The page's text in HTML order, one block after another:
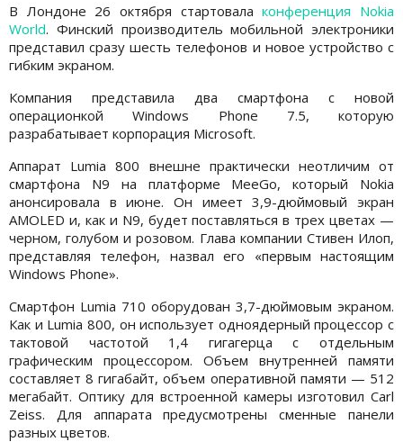
В Лондоне 26 октября стартовалаконференция Nokia
World. Финский производитель мобильной электроники
представил сразу шесть телефонов и новое устройство с
гибким экраном.
Компания представила два смартфона с новой
операционкой Windows Phone 7.5, которую
разрабатывает корпорация Microsoft.
Аппарат Lumia 800 внешне практически неотличим от
смартфона N9 на платформе MeeGo, который Nokia
анонсировала в июне. Он имеет 3,9-дюймовый экран
AMOLED и, как и N9, будет поставляться в трех цветах —
черном, голубом и розовом. Глава компании Стивен Илоп,
представляя телефон, назвал его «первым настоящим
Windows Phone».
Смартфон Lumia 710 оборудован 3,7-дюймовым экраном.
Как и Lumia 800, он использует одноядерный процессор с
тактовой частотой 1,4 гигагерца с отдельным
графическим процессором. Объем внутренней памяти
составляет 8 гигабайт, объем оперативной памяти — 512
мегабайт. Оптику для встроенной камеры изготовил Carl
Zeiss. Для аппарата предусмотрены сменные панели
разных цветов.